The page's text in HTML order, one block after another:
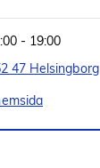
- 19:00
47 Helsingborg